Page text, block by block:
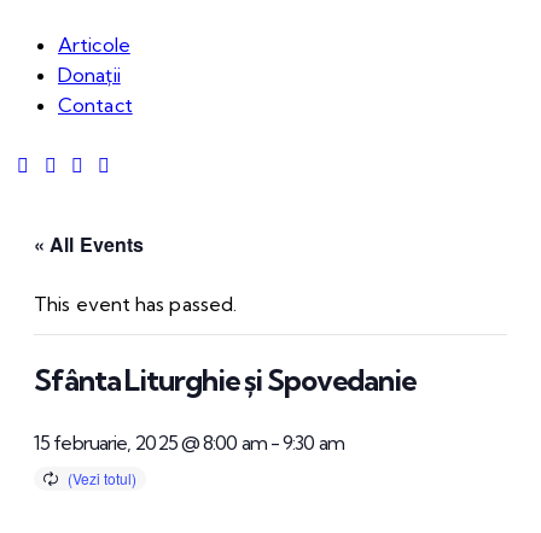
Articole
Donații
Contact
« All Events
This event has passed.
Sfânta Liturghie și Spovedanie
15 februarie, 2025 @ 8:00 am-9:30 am